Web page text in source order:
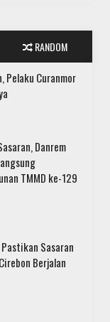
RANDOM
Pelaku Curanmor
Danrem
TMMD ke-129
Sasaran
Berjalan